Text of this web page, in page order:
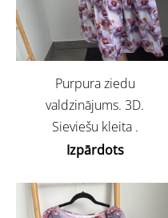
Purpura ziedu
valdzinājums. 3D.
Sieviešu kleita .
Izpārdots